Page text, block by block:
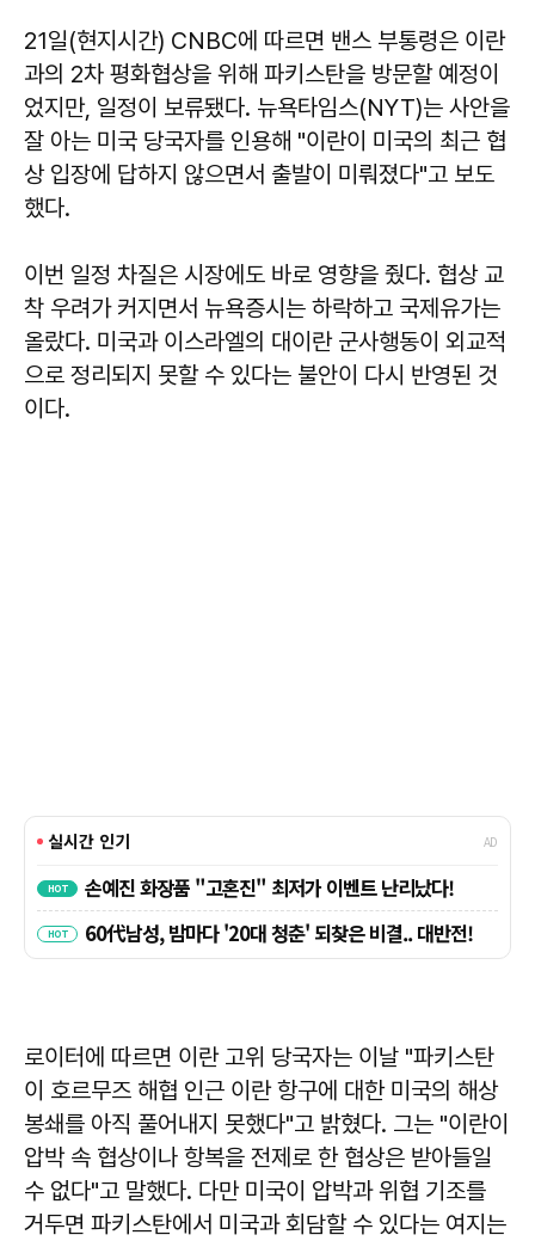
21일(현지시간) CNBC에 따르면 밴스 부통령은 이란
과의 2차 평화협상을 위해 파키스탄을 방문할 예정이
었지만, 일정이 보류됐다. 뉴욕타임스(NYT)는 사안을
잘 아는 미국 당국자를 인용해 "이란이 미국의 최근 협
상 입장에 답하지 않으면서 출발이 미뤄졌다"고 보도
했다.
이번 일정 차질은 시장에도 바로 영향을 줬다. 협상 교
착 우려가 커지면서 뉴욕증시는 하락하고 국제유가는
올랐다. 미국과 이스라엘의 대이란 군사행동이 외교적
으로 정리되지 못할 수 있다는 불안이 다시 반영된 것
이다.
로이터에 따르면 이란 고위 당국자는 이날 "파키스탄
이 호르무즈 해협 인근 이란 항구에 대한 미국의 해상
봉쇄를 아직 풀어내지 못했다"고 밝혔다. 그는 "이란이
압박 속 협상이나 항복을 전제로 한 협상은 받아들일
수 없다"고 말했다. 다만 미국이 압박과 위협 기조를
거두면 파키스탄에서 미국과 회담할 수 있다는 여지는